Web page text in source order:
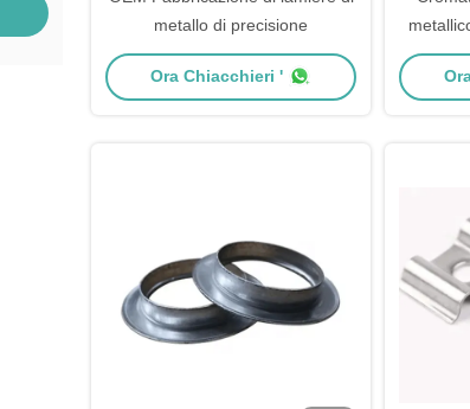
metallo di precisione
Ora Chiacchieri '